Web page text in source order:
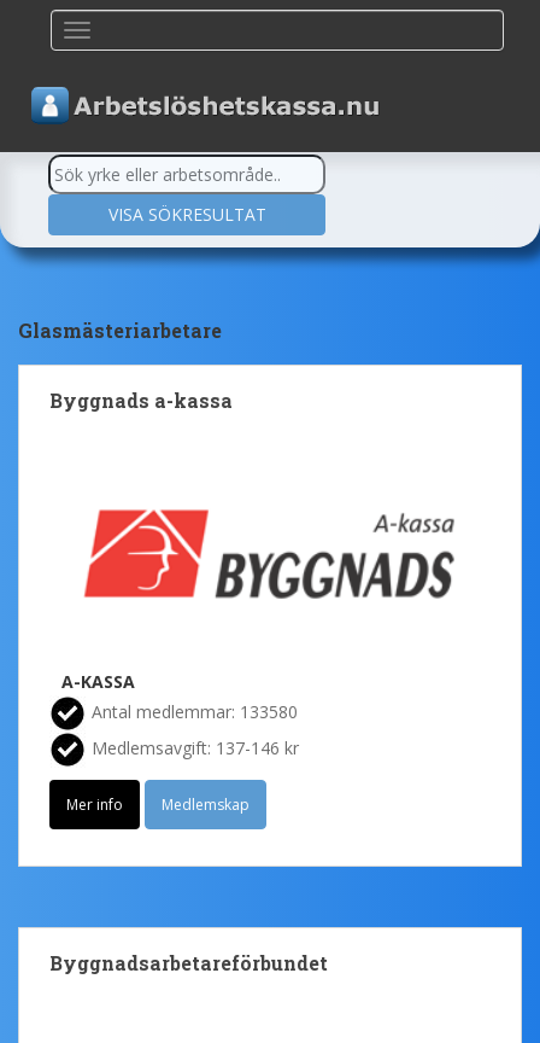
Glasmästeriarbetare
Byggnads a-kassa
A-KASSA
Antal medlemmar: 133580
Medlemsavgift: 137-146 kr
Mer info Medlemskap
Byggnadsarbetareförbundet